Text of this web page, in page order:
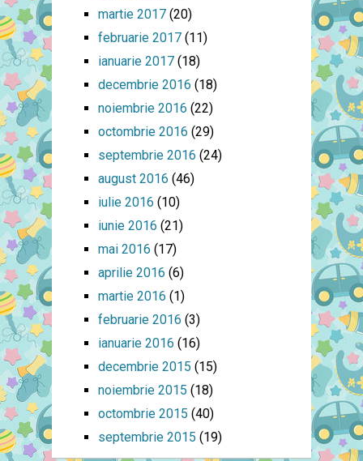
martie 2017(20)
februarie 2017(11)
ianuarie 2017(18)
decembrie 2016 (18)
noiembrie 2016 (22)
octombrie 2016 (29)
septembrie 2016 (24)
august 2016 (46)
iulie 2016 (10)
iunie 2016 (21)
mai 2016 (17)
aprilie 2016 (6)
martie 2016 (1)
februarie 2016 (3)
ianuarie 2016 (16)
decembrie 2015 (15)
noiembrie 2015 (18)
octombrie 2015 (40)
septembrie 2015 (19)